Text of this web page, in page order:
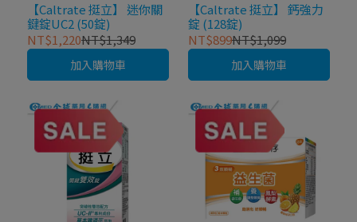
【Caltrate 挺立】 迷你關
鍵錠UC2 (50錠)
NT$1,220NT$1,349
加入購物車
【Caltrate 挺立】 鈣強力
錠 (128錠)
NT$899NT$1,099
加入購物車